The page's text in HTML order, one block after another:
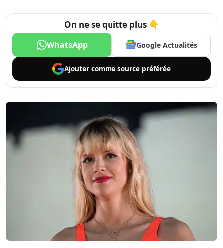
On ne se quitte plus 👇
WhatsApp Google Actualités
Ajouter comme source préférée